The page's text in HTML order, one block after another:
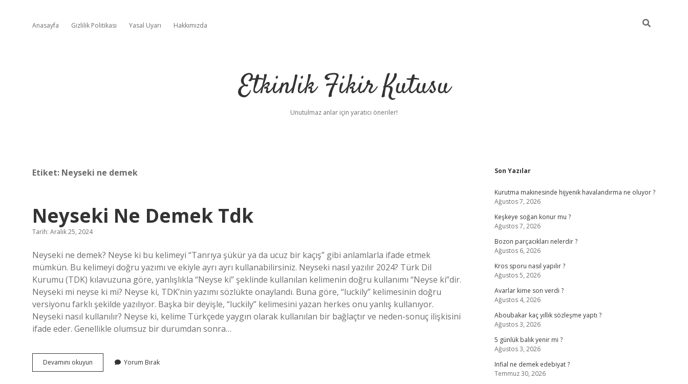
Anasayfa Gizlilik Politikası Yasal Uyarı Hakkımızda
Etkinlik Fikir Kutusu
Unutulmaz anlar için yaratıcı öneriler!
Etiket: Neyseki ne demek
Neyseki Ne Demek Tdk
Tarih: Aralık 25, 2024
Neyseki ne demek? Neyse ki bu kelimeyi “Tanrıya şükür ya da ucuz bir kaçış” gibi anlamlarla ifade etmek
mümkün. Bu kelimeyi doğru yazımı ve ekiyle ayrı ayrı kullanabilirsiniz. Neyseki nasıl yazılır 2024? Türk Dil
Kurumu (TDK) kılavuzuna göre, yanlışlıkla “Neyse ki” şeklinde kullanılan kelimenin doğru kullanımı “Neyse ki”dir.
Neyseki mi neyse ki mi? Neyse ki, TDK’nin yazımı sözlükte onaylandı. Buna göre, “luckily” kelimesinin doğru
versiyonu farklı şekilde yazılıyor. Başka bir deyişle, “luckily” kelimesini yazan herkes onu yanlış kullanıyor.
Neyseki nasıl kullanılır? Neyse ki, kelime Türkçede yaygın olarak kullanılan bir bağlaçtır ve neden-sonuç ilişkisini
ifade eder. Genellikle olumsuz bir durumdan sonra…
Devamını okuyun
Ne
Yorum Bırak
Sidebar
Son Yazılar
Kurutma makinesinde hijyenik havalandırma ne oluyor ?
Ağustos 7, 2026
Keşkeye soğan konur mu ?
Ağustos 7, 2026
Bozon parçacıkları nelerdir ?
Ağustos 6, 2026
Kros sporu nasıl yapılır ?
Ağustos 5, 2026
Avarlar kime son verdi ?
Ağustos 4, 2026
Aboubakar kaç yıllık sözleşme yaptı ?
Ağustos 3, 2026
5 günlük balık yenir mi ?
Ağustos 3, 2026
Infial ne demek edebiyat ?
Temmuz 30, 2026